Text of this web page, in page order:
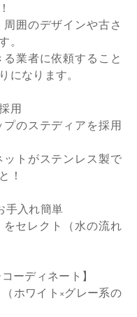
囲のデザインや古さ
。
業者に依頼すること
になります。
用
のステディアを採用
トがステンレス製で
！
手入れ簡単
セレクト（水の流れ
ーディネート】
ホワイト×グレー系の